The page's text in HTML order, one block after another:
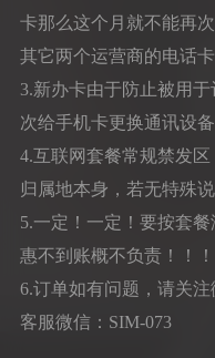
卡那么这个月就不能再
其它两个运营商的电话卡
3.新办卡由于防止被用
次给手机卡更换通讯设
4.互联网套餐常规禁发
归属地本身，若无特殊
5.一定！一定！要按套
惠不到账概不负责！！！
6.订单如有问题，请关
客服微信：SIM-073